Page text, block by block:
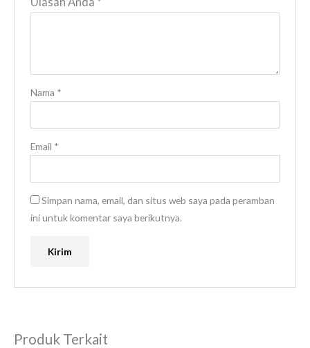
Nama *
Email *
Simpan nama, email, dan situs web saya pada peramban
ini untuk komentar saya berikutnya.
Produk Terkait